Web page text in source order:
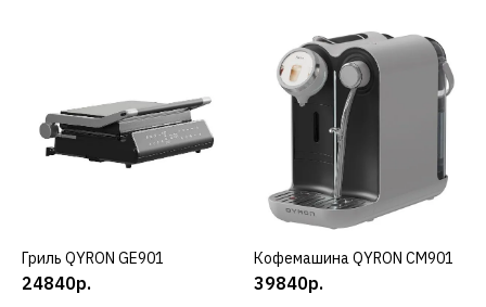
ДОБАВИТЬ К СРАВНЕНИЮ
ДОБАВИТЬ В ПОЖЕЛАНИЯ
Блендер QYRON BS601
11880р.
КУПИТЬ
Гриль QYRON GE901
24840р.
КУПИТЬ
Кофемашина QYRON CM901
39840р.